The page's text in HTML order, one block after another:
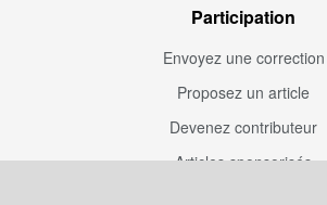
Participation
Envoyez une correction
Proposez un article
Devenez contributeur
Articles sponsorisés